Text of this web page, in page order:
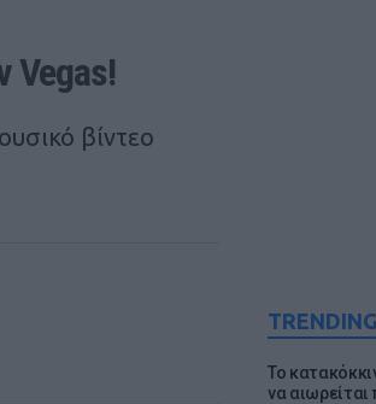
Το
να
Vegas!
βίντεο